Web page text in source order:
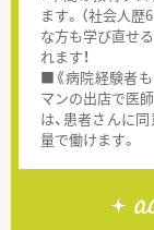
ます。（社会人
な方も学び直せ
れます！
■《病院経験者
マンの出店で医
は、患者さんに
量で働けます。